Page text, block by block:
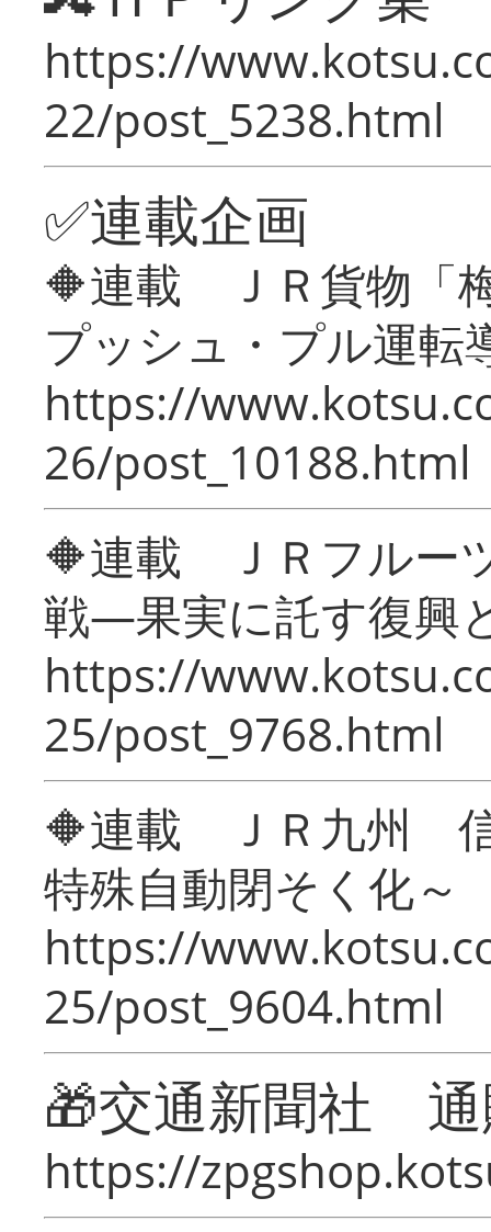
https://
22/post_5238.html
✅連載企画
🔶連載 ＪＲ貨物「
プッシュ・プル運転
https://
26/post_10188.html
🔶連載 ＪＲフルー
戦―果実に託す復興
https://
25/post_9768.html
🔶連載 ＪＲ九州 信
特殊自動閉そく化～
https://
25/post_9604.html
🎁交通新聞社
https://